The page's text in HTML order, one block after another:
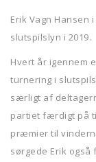
Erik Vagn
slutspilslyn i 2019.
Hvert år igennem
turnering i
særligt af
partiet færdigt på
præmier til
sørgede Erik